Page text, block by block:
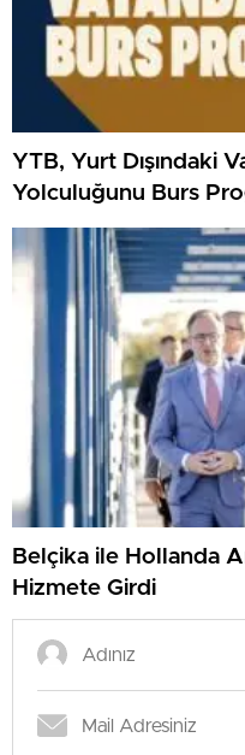
YTB, Yurt Dışındaki
Yolculuğunu Burs
Belçika ile Hollanda
Hizmete Girdi